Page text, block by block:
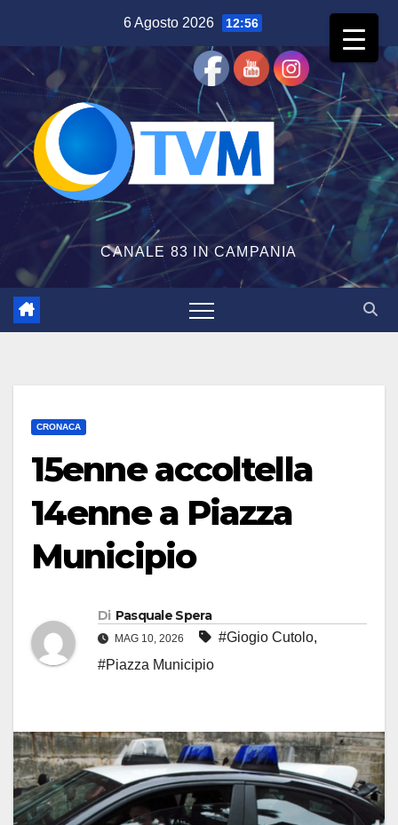
contenuto
6 Agosto 2026 12:56
CANALE 83 IN CAMPANIA
CRONACA
15enne accoltella
14enne a Piazza
Municipio
Di Pasquale Spera
MAG 10, 2026 #Giogio Cutolo,
#Piazza Municipio